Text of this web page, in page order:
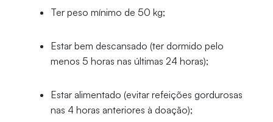
Ter peso mínimo de 50 kg;
Estar bem descansado (ter dormido pelo
menos 5 horas nas últimas 24 horas);
Estar alimentado (evitar refeições gordurosas
nas 4 horas anteriores à doação);